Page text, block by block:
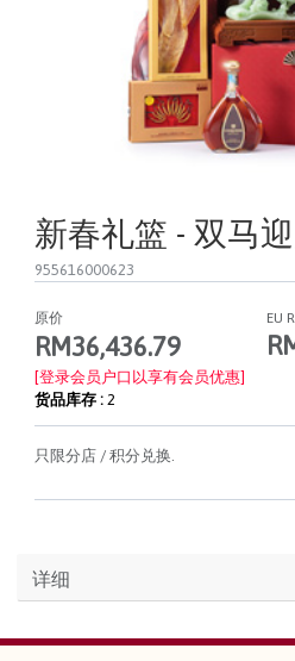
新春礼篮 - 双马
955616000623
原价
RM36,436.79
EU
[登录会员户口以享有会员优惠]
货品库存 : 2
只限分店 / 积分兑换.
详细